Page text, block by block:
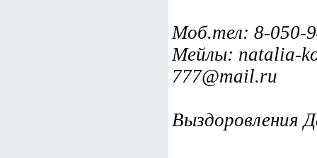
Моб.тел: 8-050-
Мейлы: natalia-
777@mail.ru
Выздоровления